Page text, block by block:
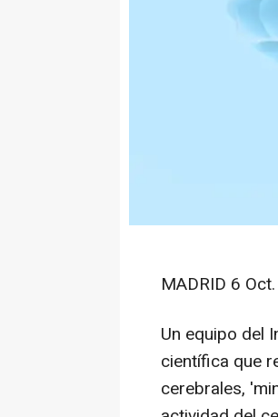
MADRID 6
Un equipo del
científica que
cerebrales,